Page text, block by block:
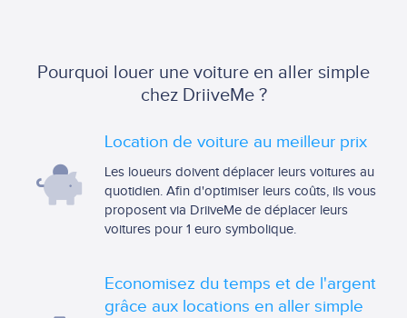
Pourquoi louer une voiture en aller simple
chez DriiveMe ?
Location de voiture au meilleur prix
Les loueurs doivent déplacer leurs voitures au
quotidien. Afin d'optimiser leurs coûts, ils vous
proposent via DriiveMe de déplacer leurs
voitures pour 1 euro symbolique.
Economisez du temps et de l'argent
grâce aux locations en aller simple